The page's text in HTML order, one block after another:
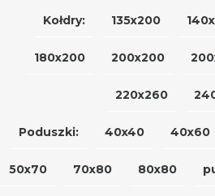
Kołdry: 135x200
180x200 200x200
220x260
Poduszki: 40x40 40x60
50x70 70x80 80x80